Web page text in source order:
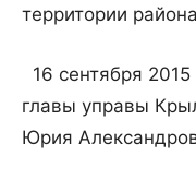
территории
16 сентября
главы управы
Юрия